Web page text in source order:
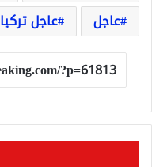
عاجل
عاجل تركيا